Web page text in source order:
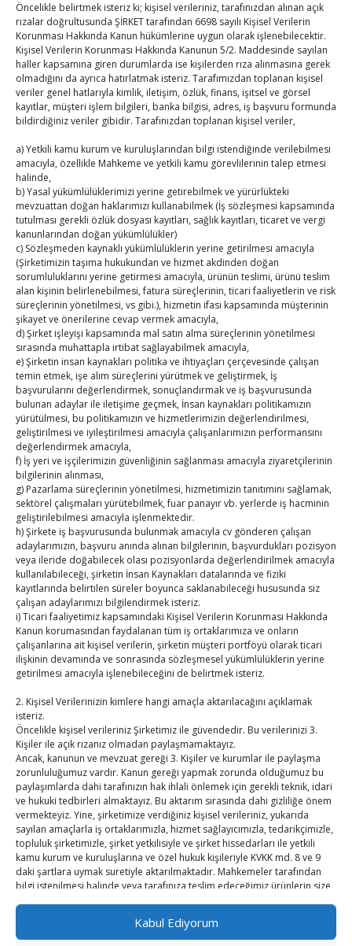
Öncelikle belirtmek isteriz ki; kişisel verileriniz, tarafınızdan alınan açık
rızalar doğrultusunda ŞİRKET tarafından 6698 sayılı Kişisel Verilerin
Korunması Hakkında Kanun hükümlerine uygun olarak işlenebilecektir.
Kişisel Verilerin Korunması Hakkında Kanunun 5/2. Maddesinde sayılan
haller kapsamına giren durumlarda ise kişilerden rıza alınmasına gerek
olmadığını da ayrıca hatırlatmak isteriz. Tarafımızdan toplanan kişisel
veriler genel hatlarıyla kimlik, iletişim, özlük, finans, işitsel ve görsel
kayıtlar, müşteri işlem bilgileri, banka bilgisi, adres, iş başvuru formunda
bildirdiğiniz veriler gibidir. Tarafınızdan toplanan kişisel veriler,
a) Yetkili kamu kurum ve kuruluşlarından bilgi istendiğinde verilebilmesi
amacıyla, özellikle Mahkeme ve yetkili kamu görevlilerinin talep etmesi
halinde,
b) Yasal yükümlülüklerimizi yerine getirebilmek ve yürürlükteki
mevzuattan doğan haklarımızı kullanabilmek (İş sözleşmesi kapsamında
tutulması gerekli özlük dosyası kayıtları, sağlık kayıtları, ticaret ve vergi
kanunlarından doğan yükümlülükler)
c) Sözleşmeden kaynaklı yükümlülüklerin yerine getirilmesi amacıyla
(Şirketimizin taşıma hukukundan ve hizmet akdinden doğan
sorumluluklarını yerine getirmesi amacıyla, ürünün teslimi, ürünü teslim
alan kişinin belirlenebilmesi, fatura süreçlerinin, ticari faaliyetlerin ve risk
süreçlerinin yönetilmesi, vs gibi.), hizmetin ifası kapsamında müşterinin
şikayet ve önerilerine cevap vermek amacıyla,
d) Şirket işleyişi kapsamında mal satın alma süreçlerinin yönetilmesi
sırasında muhattapla irtibat sağlayabilmek amacıyla,
e) Şirketin insan kaynakları politika ve ihtiyaçları çerçevesinde çalışan
temin etmek, işe alım süreçlerini yürütmek ve geliştirmek, İş
başvurularını değerlendirmek, sonuçlandırmak ve iş başvurusunda
bulunan adaylar ile iletişime geçmek, İnsan kaynakları politikamızın
yürütülmesi, bu politikamızın ve hizmetlerimizin değerlendirilmesi,
geliştirilmesi ve iyileştirilmesi amacıyla çalışanlarımızın performansını
değerlendirmek amacıyla,
f) İş yeri ve işçilerimizin güvenliğinin sağlanması amacıyla ziyaretçilerinin
bilgilerinin alınması,
g) Pazarlama süreçlerinin yönetilmesi, hizmetimizin tanıtımını sağlamak,
sektörel çalışmaları yürütebilmek, fuar panayır vb. yerlerde iş hacminin
geliştirilebilmesi amacıyla işlenmektedir.
h) Şirkete iş başvurusunda bulunmak amacıyla cv gönderen çalışan
adaylarımızın, başvuru anında alınan bilgilerinin, başvurdukları pozisyon
veya ileride doğabilecek olası pozisyonlarda değerlendirilmek amacıyla
kullanılabileceği, şirketin İnsan Kaynakları datalarında ve fiziki
kayıtlarında belirtilen süreler boyunca saklanabileceği hususunda siz
çalışan adaylarımızı bilgilendirmek isteriz.
i) Ticari faaliyetimiz kapsamındaki Kişisel Verilerin Korunması Hakkında
Kanun korumasından faydalanan tüm iş ortaklarımıza ve onların
çalışanlarına ait kişisel verilerin, şirketin müşteri portföyü olarak ticari
ilişkinin devamında ve sonrasında sözleşmesel yükümlülüklerin yerine
getirilmesi amacıyla işlenebileceğini de belirtmek isteriz.
2. Kişisel Verilerinizin kimlere hangi amaçla aktarılacağını açıklamak
isteriz.
Öncelikle kişisel verileriniz Şirketimiz ile güvendedir. Bu verilerinizi 3.
Kişiler ile açık rızanız olmadan paylaşmamaktayız.
Ancak, kanunun ve mevzuat gereği 3. Kişiler ve kurumlar ile paylaşma
zorunluluğumuz vardır. Kanun gereği yapmak zorunda olduğumuz bu
paylaşımlarda dahi tarafınızın hak ihlali önlemek için gerekli teknik, idari
ve hukuki tedbirleri almaktayız. Bu aktarım sırasında dahi gizliliğe önem
vermekteyiz. Yine, şirketimize verdiğiniz kişisel verileriniz, yukarıda
sayılan amaçlarla iş ortaklarımızla, hizmet sağlayıcımızla, tedarikçimizle,
topluluk şirketimizle, şirket yetkilisiyle ve şirket hissedarları ile yetkili
kamu kurum ve kuruluşlarına ve özel hukuk kişileriyle KVKK md. 8 ve 9
daki şartlara uymak suretiyle aktarılmaktadır. Mahkemeler tarafından
bilgi istenilmesi halinde veya tarafınıza teslim edeceğimiz ürünlerin size
tarafından kişisel verilerin yurtdışına yukarıda yer verilen amaçlarla; veri
sahibinin açık rızasının bulunması halinde veya veri sahibinin açık rızası
Kabul Ediyorum
ByTUTSOon Ağu 4, 2026
Hisarcıklıoğlu, Ardahan Üniversitesi Rektörü Prof. Dr.
Emiroğlu’nu kabul etti
ByTUTSOon Ağu 4, 2026
Hisarcıklıoğlu Muğla İl/İlçe Oda / Borsa Meclis Üyeleri
ile buluştu
ByTUTSOon Ağu 2, 2026
Hisarcıklıoğlu Muğla Ticaret Borsası’nı ziyaret etti
ByTUTSOon Ağu 1, 2026
Ağustos 2026
P
S Ç P C
1
3
4 5 6 7 8
9
10
11 12 13 14 15
16
17
18 19 20 21 22
23
24
25 26 27 28 29
30
31
« Tem
E-BÜLTEN
Kasaba Ekonomi Dergisi
TOBB HABER
TUTSO İktisadi Durum Raporu
Kahramanmaraş Ticaret ve Sanayi Odası’nın yeni
binası hizmete açıldı
Diren ailesine taziye ziyareti
Hisarcıklıoğlu, Ardahan Üniversitesi Rektörü Prof. Dr.
Emiroğlu’nu kabul etti
Hisarcıklıoğlu Muğla İl/İlçe Oda / Borsa Meclis Üyeleri
ile buluştu
Hisarcıklıoğlu Muğla Ticaret Borsası’nı ziyaret etti